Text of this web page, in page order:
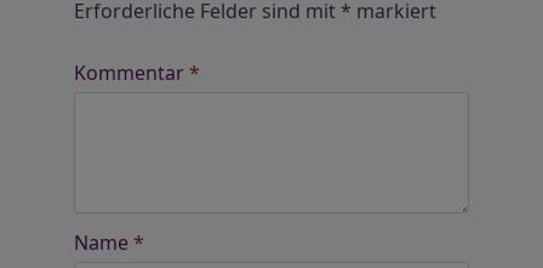
Erforderliche Felder sind mit* markiert
Kommentar*
Name *